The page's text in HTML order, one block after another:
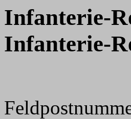
Infanterie-
Infanterie-